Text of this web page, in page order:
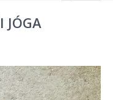
JÓGA